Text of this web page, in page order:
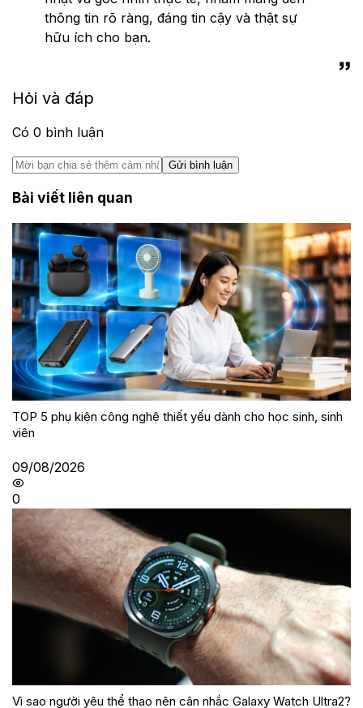
thông tin rõ ràng, đáng tin cậy và thật sự
hữu ích cho bạn.
Hỏi và đáp
Có 0 bình luận
Gửi bình luận
Bài viết liên quan
TOP 5 phụ kiện công nghệ thiết yếu dành cho học sinh, sinh
viên
09/08/2026
0
Vì sao người yêu thể thao nên cân nhắc Galaxy Watch Ultra2?